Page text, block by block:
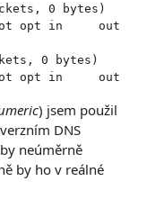
0 bytes)
opt in
0 bytes)
) jsem použil
DNS
neúměrně
by ho v reálné